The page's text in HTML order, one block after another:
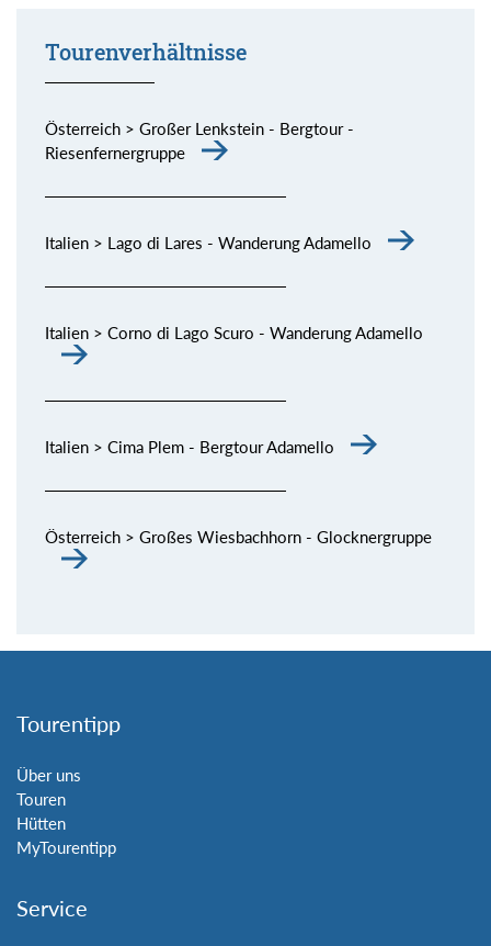
Tourenverhältnisse
Österreich > Großer Lenkstein - Bergtour -
Riesenfernergruppe
Italien > Lago di Lares - Wanderung Adamello
Italien > Corno di Lago Scuro - Wanderung Adamello
Italien > Cima Plem - Bergtour Adamello
Österreich > Großes Wiesbachhorn - Glocknergruppe
Tourentipp
Über uns
Touren
Hütten
MyTourentipp
Service